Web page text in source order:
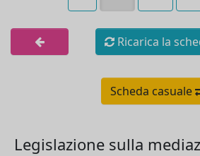
Ricarica la
Scheda casuale
Legislazione sulla